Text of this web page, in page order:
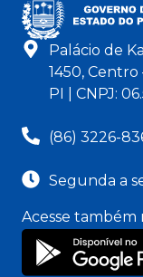
Palácio de
1450, Centro
PI | CNPJ:
(86) 3226-
Segunda a
Acesse também